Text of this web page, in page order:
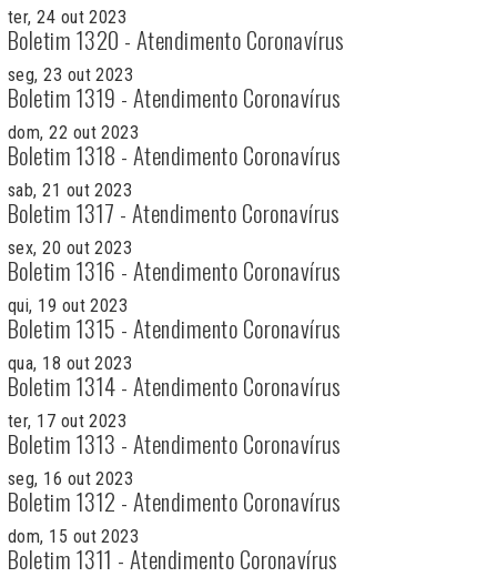
ter, 24 out 2023
Boletim 1320 - Atendimento Coronavírus
seg, 23 out 2023
Boletim 1319 - Atendimento Coronavírus
dom, 22 out 2023
Boletim 1318 - Atendimento Coronavírus
sab, 21 out 2023
Boletim 1317 - Atendimento Coronavírus
sex, 20 out 2023
Boletim 1316 - Atendimento Coronavírus
qui, 19 out 2023
Boletim 1315 - Atendimento Coronavírus
qua, 18 out 2023
Boletim 1314 - Atendimento Coronavírus
ter, 17 out 2023
Boletim 1313 - Atendimento Coronavírus
seg, 16 out 2023
Boletim 1312 - Atendimento Coronavírus
dom, 15 out 2023
Boletim 1311 - Atendimento Coronavírus